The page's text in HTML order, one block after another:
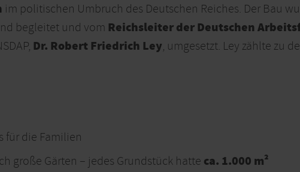
im politischen Umbruch des Deutschen Reiches. Der Bau
begleitet und vom Reichsleiter der Deutschen
Dr. Robert Friedrich Ley, umgesetzt. Ley zählte zu
für die Familien
große Gärten – jedes Grundstück hatte ca. 1.000 m²